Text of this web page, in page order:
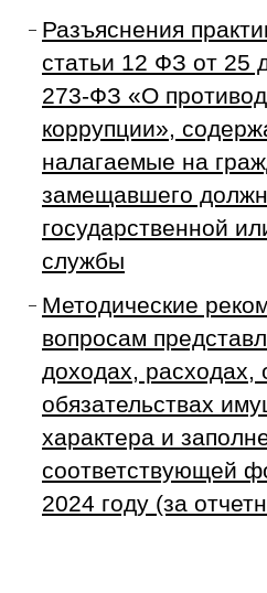
Разъяснения
статьи 12 ФЗ от 25
273-ФЗ «О
коррупции»,
налагаемые на
замещавшего
государственной
службы
Методические
вопросам
доходах, расходах,
обязательствах
характера и
соответствующей
2024 году (за